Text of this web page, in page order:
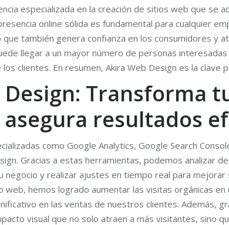
especializada en la creación de sitios web que se
online sólida es fundamental para cualquier
también genera confianza en los consumidores y
llegar a un mayor número de personas
clientes. En resumen, Akira Web Design es la
Transforma
asegura resultados
como Google Analytics, Google Search
Gracias a estas herramientas, podemos analizar
negocio y realizar ajustes en tiempo real para
web, hemos logrado aumentar las visitas orgánicas
en las ventas de nuestros clientes. Además,
visual que no solo atraen a más visitantes, sino